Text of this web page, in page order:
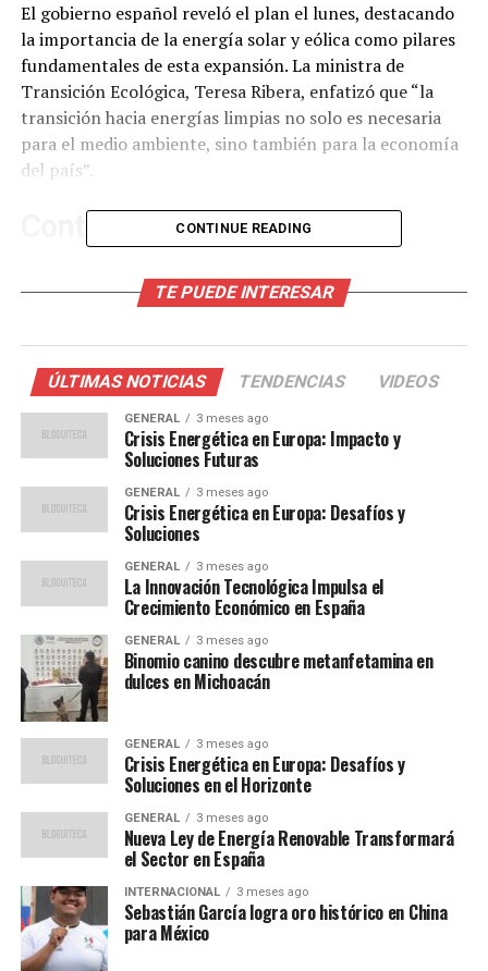
El gobierno español reveló el plan el lunes, destacando
la importancia de la energía solar y eólica como pilares
fundamentales de esta expansión. La ministra de
Transición Ecológica, Teresa Ribera, enfatizó que “la
transición hacia energías limpias no solo es necesaria
para el medio ambiente, sino también para la economía
del país”.
Contexto y Antecedentes
renovables en Europa, con un enfoque particular en la
aproximadamente el 42% de su electricidad a partir de
fuentes renovables, según datos del Ministerio de
Transición Ecológica. Este nuevo plan busca aumentar
esa cifra significativamente, posicionando a España
como un referente global en sostenibilidad energética.
El impulso hacia las energías renovables no es nuevo
para España. En 2007, el país implementó uno de los
primeros sistemas de tarifas de alimentación en Europa,
incentivando la inversión en energía solar. Aunque el
programa enfrentó desafíos financieros, sentó las bases
para el crecimiento actual del sector.
Opiniones de Expertos y
Comparaciones
Expertos en energía han elogiado el nuevo plan,
en un “gigante verde”. Según Javier García Breva,
analista de energía renovable, “la combinación de
recursos naturales abundantes y tecnología avanzada
coloca a España en una posición única para liderar la
transición energética en Europa”.
CONTINUE READING
TE PUEDE INTERESAR
ÚLTIMAS NOTICIAS TENDENCIAS VIDEOS
GENERAL 3 meses ago
Crisis Energética en Europa: Impacto y
Soluciones Futuras
GENERAL 3 meses ago
Crisis Energética en Europa: Desafíos y
Soluciones
GENERAL 3 meses ago
La Innovación Tecnológica Impulsa el
Crecimiento Económico en España
GENERAL 3 meses ago
Binomio canino descubre metanfetamina en
dulces en Michoacán
GENERAL 3 meses ago
Crisis Energética en Europa: Desafíos y
Soluciones en el Horizonte
GENERAL 3 meses ago
Nueva Ley de Energía Renovable Transformará
el Sector en España
INTERNACIONAL 3 meses ago
Sebastián García logra oro histórico en China
para México